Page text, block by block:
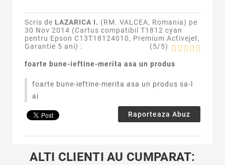
Scris de LAZARICA I. (RM. VALCEA, Romania) pe
30 Nov 2014 (Cartus compatibil T1812 cyan
pentru Epson C13T18124010, Premium Activejet,
Garantie 5 ani) : (5/5)
foarte bune-ieftine-merita asa un produs
foarte bune-ieftine-merita asa un produs sa-l
ai
Raporteaza Abuz
ALTI CLIENTI AU CUMPARAT: